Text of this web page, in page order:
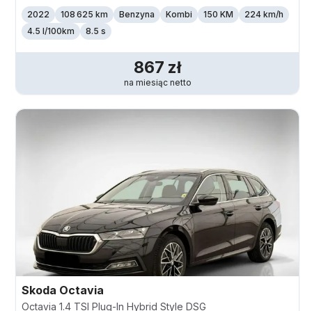
2022 108 625 km Benzyna Kombi 150 KM 224 km/h
4.5 l/100km
8.5 s
867 zł
na miesiąc netto
Skoda Octavia
Octavia 1.4 TSI Plug-In Hybrid Style DSG